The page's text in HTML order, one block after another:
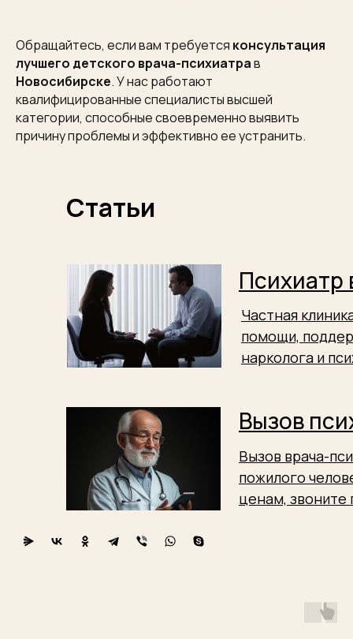
Обращайтесь, если вам требуется консультация
лучшего детского врача-психиатрав
Новосибирске. У нас работают
квалифицированные специалисты высшей
категории, способные своевременно выявить
причину проблемы и эффективно ее устранить.
Психиатр
Частная
помощи,
нарколога и
Вызов
Вызов врача-
пожилого
ценам, звоните
Статьи